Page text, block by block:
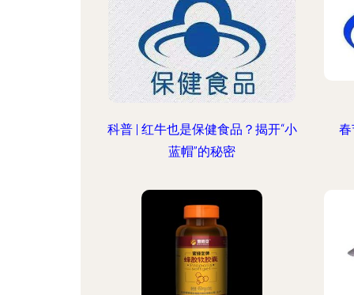
科普 | 红牛也是保健食品？揭开“小
蓝帽”的秘密